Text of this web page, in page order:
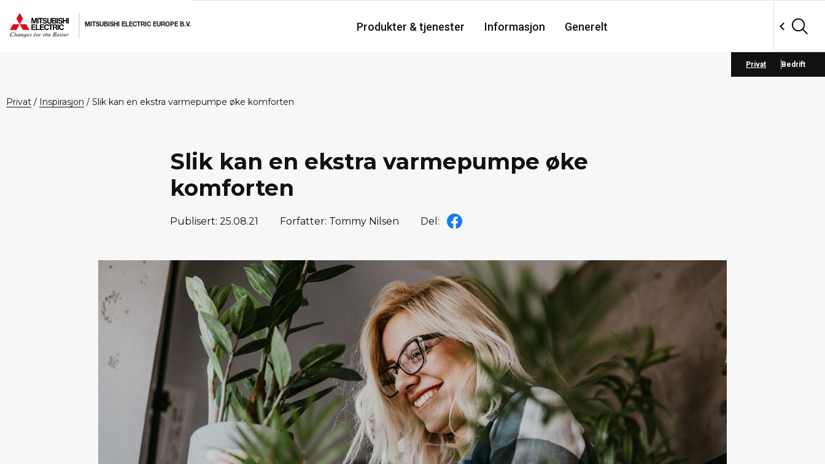
primær
hovedinnhold
bunntekst
MITSUBISHI ELECTRIC EUROPE B.V. Produkter & tjenester Informasjon Generelt
Privat Bedrift
privat / Inspirasjon / Slik kan en ekstra varmepumpe øke komforten
Slik kan en ekstra varmepumpe øke
komforten
Publisert: 25.08.21 Forfatter: Tommy Nilsen Del: